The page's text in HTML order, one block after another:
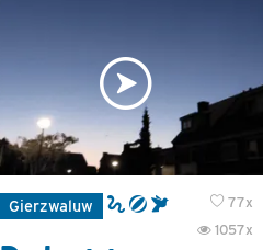
Gierzwaluw
77x
1057x